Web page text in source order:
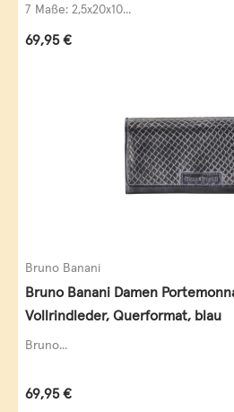
7 Maße: 2,5x20x10...
Regulärer Preis:
69,95 €
Bruno Banani
Bruno Banani Damen
Vollrindleder, Querformat, blau
Bruno...
Regulärer Preis:
69,95 €